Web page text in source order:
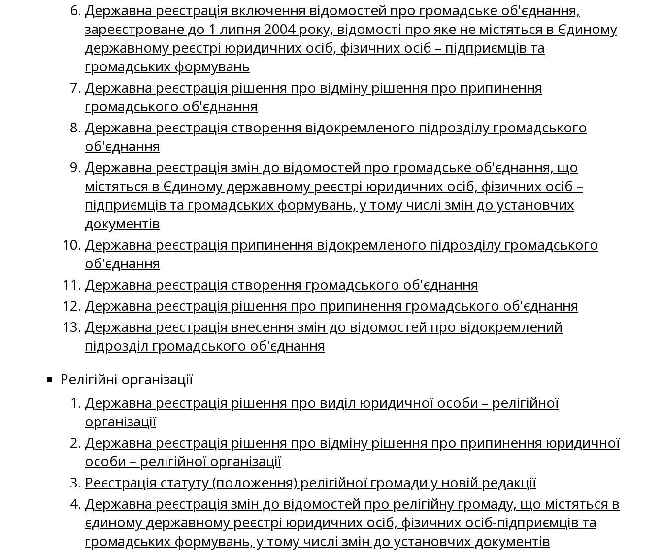
Державна реєстрація включення відомостей про громадське об'єднання,
зареєстроване до 1 липня 2004 року, відомості про яке не містяться в Єдиному
державному реєстрі юридичних осіб, фізичних осіб – підприємців та
громадських формувань
Державна реєстрація рішення про відміну рішення про припинення
громадського об'єднання
Державна реєстрація створення відокремленого підрозділу громадського
об'єднання
Державна реєстрація змін до відомостей про громадське об'єднання, що
містяться в Єдиному державному реєстрі юридичних осіб, фізичних осіб –
підприємців та громадських формувань, у тому числі змін до установчих
документів
Державна реєстрація припинення відокремленого підрозділу громадського
об'єднання
Державна реєстрація створення громадського об'єднання
Державна реєстрація рішення про припинення громадського об'єднання
Державна реєстрація внесення змін до відомостей про відокремлений
підрозділ громадського об'єднання
Релігійні організації
Державна реєстрація рішення про виділ юридичної особи – релігійної
організації
Державна реєстрація рішення про відміну рішення про припинення юридичної
особи – релігійної організації
Реєстрація статуту (положення) релігійної громади у новій редакції
Державна реєстрація змін до відомостей про релігійну громаду, що містяться в
єдиному державному реєстрі юридичних осіб, фізичних осіб-підприємців та
громадських формувань, у тому числі змін до установчих документів